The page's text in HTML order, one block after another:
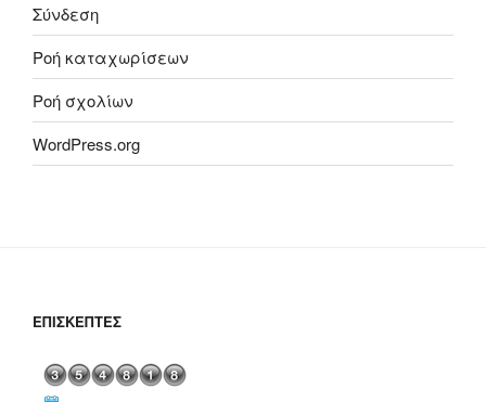
Σύνδεση
Ροή καταχωρίσεων
Ροή σχολίων
WordPress.org
ΕΠΙΣΚΈΠΤΕΣ